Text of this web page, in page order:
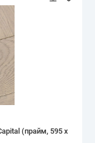
(прайм, 595 х